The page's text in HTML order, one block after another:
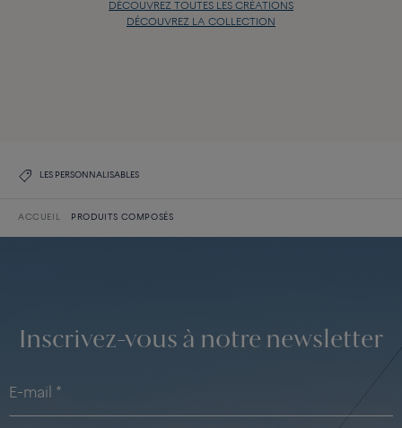
DÉCOUVREZ TOUTES LES CRÉATIONS
DÉCOUVREZ LA COLLECTION
LES PERSONNALISABLES
ACCUEIL PRODUITS COMPOSÉS
Inscrivez-vous à notre newsletter